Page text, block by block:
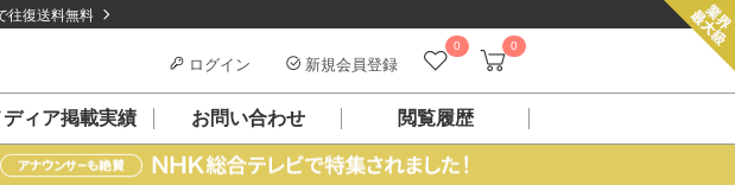
往復送料無料
0 0
ログイン 新規会員登録
ディア掲載実績 お問い合わせ 閲覧履歴